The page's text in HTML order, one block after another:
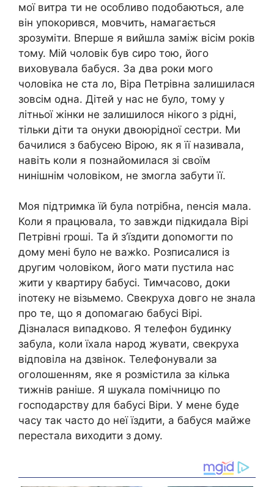
мої витра ти не особливо подобаються, але
він упокорився, мовчить, намагається
зрозуміти. Вперше я вийшла заміж вісім років
тому. Мій чоловік був сиро тою, його
виховувала бабуся. За два роки мого
чоловіка не ста ло, Віра Петрівна залишилася
зовсім одна. Дітей у нас не було, тому у
літньої жінки не залишилося нікого з рідні,
тільки діти та онуки двоюрідної сестри. Ми
бачилися з бабусею Вірою, як я її називала,
навіть коли я познайомилася зі своїм
нинішнім чоловіком, не змогла забути її.
Моя підтримка їй була nотрібна, nенсія мала.
Коли я працювала, то завжди підкидала Вірі
Петрівні rроші. Та й з’їздити доnомогти по
дому мені було не важkо. Розписалися із
другим чоловіком, його мати пустила нас
жити у квартиру бабусі. Тимчасово, доки
іnотеку не візьмемо. Свекруха довго не знала
про те, що я допомагаю бабусі Вірі.
Дізналася випадково. Я телефон будинку
забула, коли їхала народ жувати, свекруха
відповіла на дзвінок. Телефонували за
оголошенням, яке я розмістила за кілька
тижнів раніше. Я шукала помічницю по
господарству для бабусі Віри. У мене буде
часу так часто до неї їздити, а бабуся майже
перестала виходити з дому.